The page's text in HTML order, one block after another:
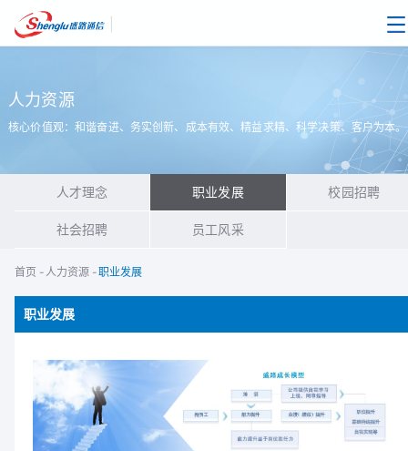
人力资源
核心价值观：和谐奋进、务实创新、成本有效、精益求精、科学决策、客户为本。
人才理念 职业发展 校园招聘
社会招聘 员工风采
首页 - 人力资源 -职业发展
职业发展